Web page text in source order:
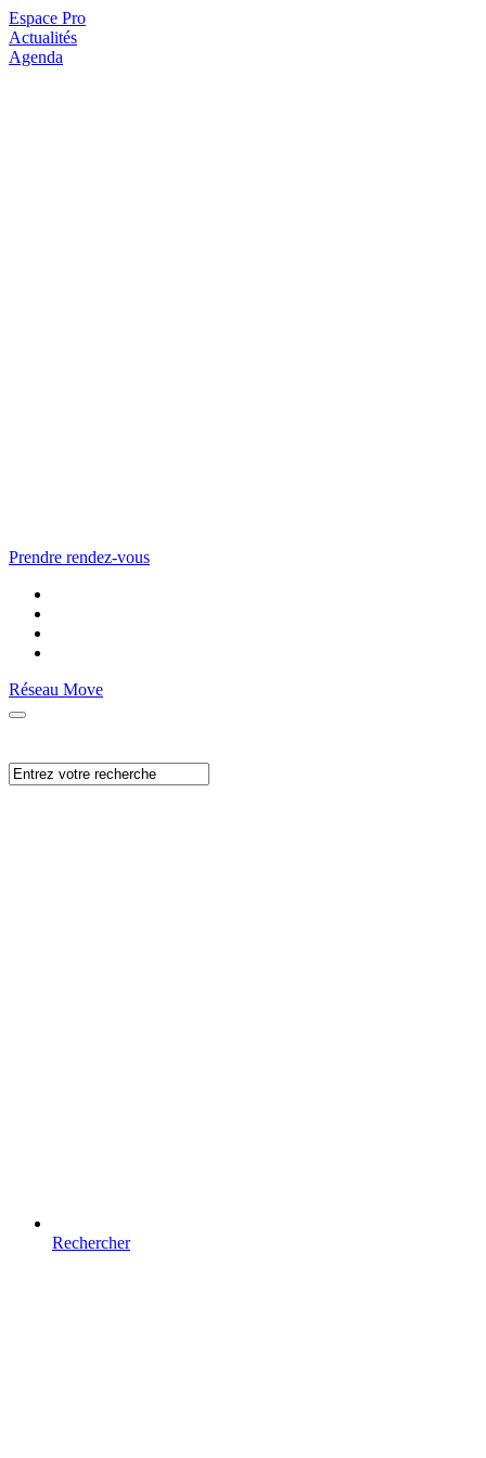
Espace Pro
Actualités
Agenda
Prendre rendez-vous
Réseau Move
Rechercher